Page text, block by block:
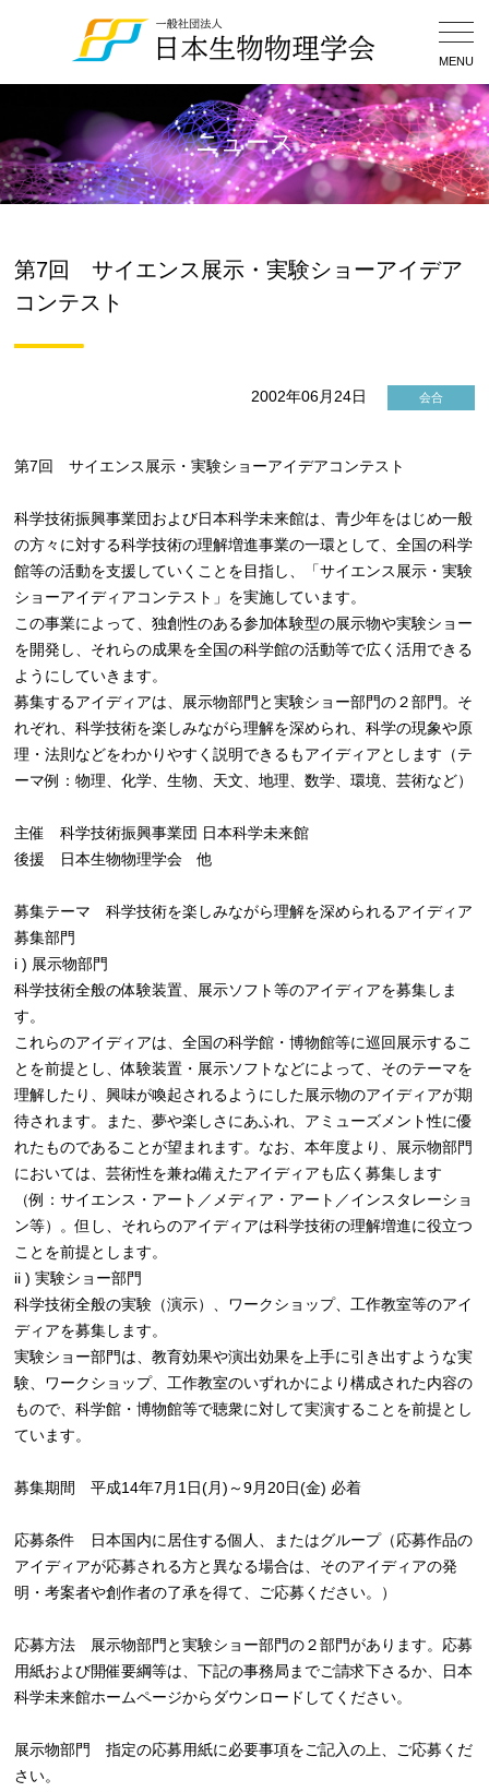
MENU
ニュース
第7回 サイエンス展示・実験ショーアイデア
コンテスト
2002年06月24日 会合
第7回 サイエンス展示・実験ショーアイデアコンテスト
科学技術振興事業団および日本科学未来館は、青少年をはじめ一般
の方々に対する科学技術の理解増進事業の一環として、全国の科学
館等の活動を支援していくことを目指し、「サイエンス展示・実験
ショーアイディアコンテスト」を実施しています。
この事業によって、独創性のある参加体験型の展示物や実験ショー
を開発し、それらの成果を全国の科学館の活動等で広く活用できる
ようにしていきます。
募集するアイディアは、展示物部門と実験ショー部門の２部門。そ
れぞれ、科学技術を楽しみながら理解を深められ、科学の現象や原
理・法則などをわかりやすく説明できるもアイディアとします（テ
ーマ例：物理、化学、生物、天文、地理、数学、環境、芸術など）
主催 科学技術振興事業団 日本科学未来館
後援 日本生物物理学会 他
募集テーマ 科学技術を楽しみながら理解を深められるアイディア
募集部門
i ) 展示物部門
科学技術全般の体験装置、展示ソフト等のアイディアを募集しま
す。
これらのアイディアは、全国の科学館・博物館等に巡回展示するこ
とを前提とし、体験装置・展示ソフトなどによって、そのテーマを
理解したり、興味が喚起されるようにした展示物のアイディアが期
待されます。また、夢や楽しさにあふれ、アミューズメント性に優
れたものであることが望まれます。なお、本年度より、展示物部門
においては、芸術性を兼ね備えたアイディアも広く募集します
（例：サイエンス・アート／メディア・アート／インスタレーショ
ン等）。但し、それらのアイディアは科学技術の理解増進に役立つ
ことを前提とします。
ii ) 実験ショー部門
科学技術全般の実験（演示）、ワークショップ、工作教室等のアイ
ディアを募集します。
実験ショー部門は、教育効果や演出効果を上手に引き出すような実
験、ワークショップ、工作教室のいずれかにより構成された内容の
もので、科学館・博物館等で聴衆に対して実演することを前提とし
ています。
募集期間 平成14年7月1日(月)～9月20日(金) 必着
応募条件 日本国内に居住する個人、またはグループ（応募作品の
アイディアが応募される方と異なる場合は、そのアイディアの発
明・考案者や創作者の了承を得て、ご応募ください。）
応募方法 展示物部門と実験ショー部門の２部門があります。応募
用紙および開催要綱等は、下記の事務局までご請求下さるか、日本
科学未来館ホームページからダウンロードしてください。
展示物部門 指定の応募用紙に必要事項をご記入の上、ご応募くだ
さい。